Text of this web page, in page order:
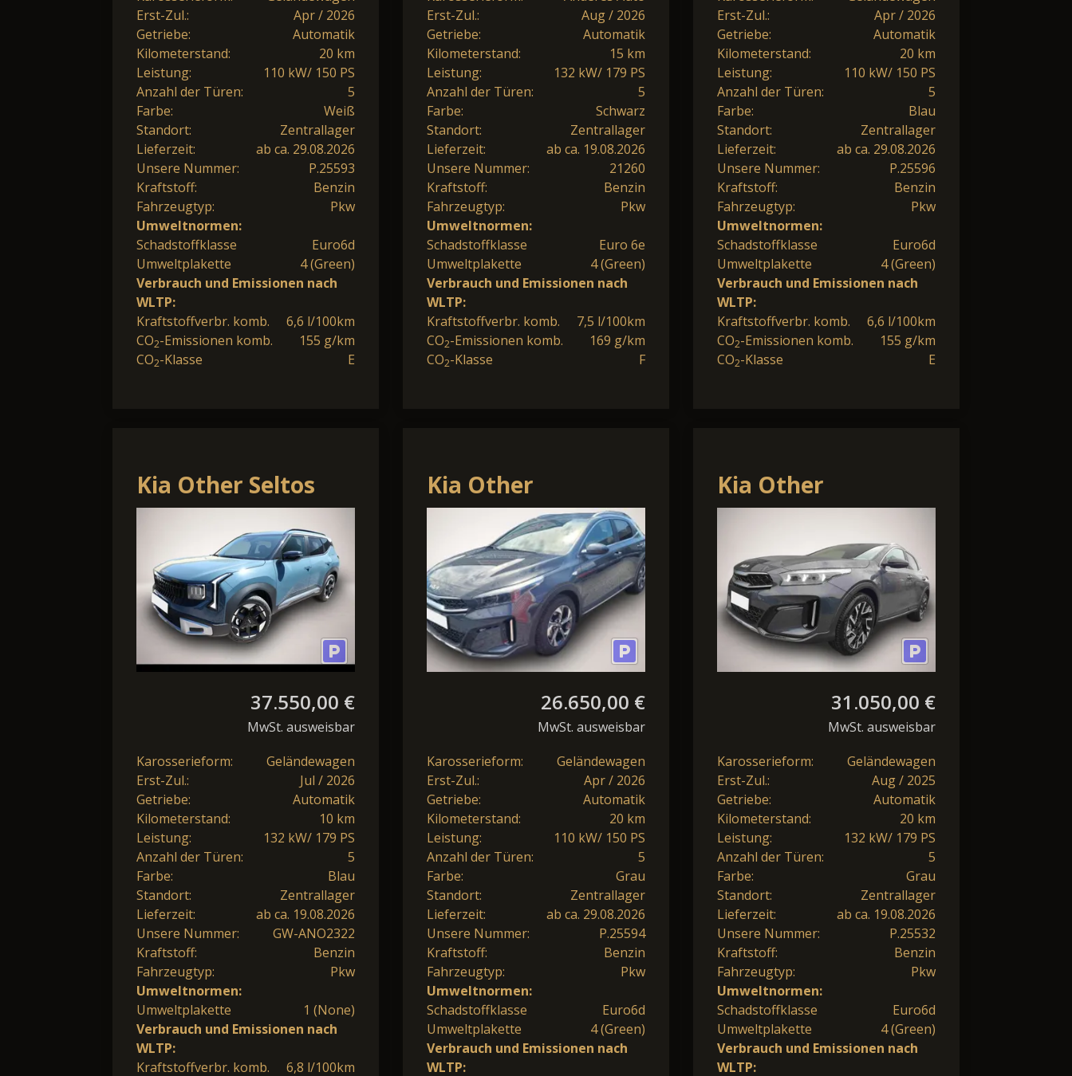
Erst-Zul.:
Apr / 2026
Getriebe:
Automatik
Kilometerstand:
20 km
Leistung:
110 kW/ 150 PS
Anzahl der Türen:
5
Farbe:
Weiß
Standort:
Zentrallager
Lieferzeit:
ab ca. 29.08.2026
Unsere Nummer:
P.25593
Kraftstoff:
Benzin
Fahrzeugtyp:
Pkw
Umweltnormen:
Schadstoffklasse
Euro6d
Umweltplakette
4 (Green)
Verbrauch und Emissionen nach
WLTP:
Kraftstoffverbr. komb.
6,6 l/100km
CO2-Emissionen komb.
155 g/km
CO2-Klasse E
Erst-Zul.:
Aug / 2026
Getriebe:
Automatik
Kilometerstand:
15 km
Leistung:
132 kW/ 179 PS
Anzahl der Türen:
5
Farbe:
Schwarz
Standort:
Zentrallager
Lieferzeit:
ab ca. 19.08.2026
Unsere Nummer:
21260
Kraftstoff:
Benzin
Fahrzeugtyp:
Pkw
Umweltnormen:
Schadstoffklasse
Euro 6e
Umweltplakette
4 (Green)
Verbrauch und Emissionen nach
WLTP:
Kraftstoffverbr. komb.
7,5 l/100km
CO2-Emissionen komb.
169 g/km
CO2-Klasse F
Erst-Zul.:
Apr / 2026
Getriebe:
Automatik
Kilometerstand:
20 km
Leistung:
110 kW/ 150 PS
Anzahl der Türen:
5
Farbe:
Blau
Standort:
Zentrallager
Lieferzeit:
ab ca. 29.08.2026
Unsere Nummer:
P.25596
Kraftstoff:
Benzin
Fahrzeugtyp:
Pkw
Umweltnormen:
Schadstoffklasse
Euro6d
Umweltplakette
4 (Green)
Verbrauch und Emissionen nach
WLTP:
Kraftstoffverbr. komb.
6,6 l/100km
CO2-Emissionen komb.
155 g/km
CO2-Klasse E
Kia Other Seltos
DCT Spirit El.Heckk
ACC H&K LED+ Nav
SHZ
37.550,00 €
MwSt. ausweisbar
Karosserieform:
Geländewagen
Erst-Zul.:
Jul / 2026
Getriebe:
Automatik
Kilometerstand:
10 km
Leistung:
132 kW/ 179 PS
Anzahl der Türen:
5
Farbe:
Blau
Standort:
Zentrallager
Lieferzeit:
ab ca. 19.08.2026
Unsere Nummer:
GW-ANO2322
Kraftstoff:
Benzin
Fahrzeugtyp:
Pkw
Umweltnormen:
Umweltplakette
1 (None)
Verbrauch und Emissionen nach
WLTP:
Kraftstoffverbr. komb.
6,8 l/100km
Kia Other
XCeed*Modell
2026*LED*Navi*PDC*Cam*SHZ*Alu
26.650,00 €
MwSt. ausweisbar
Karosserieform:
Geländewagen
Erst-Zul.:
Apr / 2026
Getriebe:
Automatik
Kilometerstand:
20 km
Leistung:
110 kW/ 150 PS
Anzahl der Türen:
5
Farbe:
Grau
Standort:
Zentrallager
Lieferzeit:
ab ca. 29.08.2026
Unsere Nummer:
P.25594
Kraftstoff:
Benzin
Fahrzeugtyp:
Pkw
Umweltnormen:
Schadstoffklasse
Euro6d
Umweltplakette
4 (Green)
Verbrauch und Emissionen nach
WLTP:
Kia Other
31.050,00 €
MwSt. ausweisbar
Karosserieform:
Geländewagen
Erst-Zul.:
Aug / 2025
Getriebe:
Automatik
Kilometerstand:
20 km
Leistung:
132 kW/ 179 PS
Anzahl der Türen:
5
Farbe:
Grau
Standort:
Zentrallager
Lieferzeit:
ab ca. 19.08.2026
Unsere Nummer:
P.25532
Kraftstoff:
Benzin
Fahrzeugtyp:
Pkw
Umweltnormen:
Schadstoffklasse
Euro6d
Umweltplakette
4 (Green)
Verbrauch und Emissionen nach
WLTP: